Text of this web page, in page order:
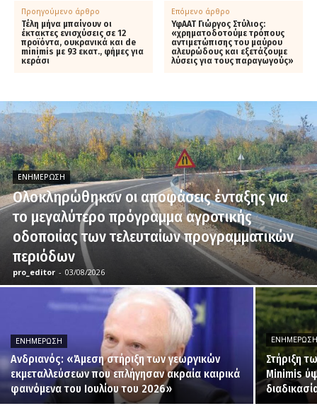
Προηγούμενο άρθρο
Τέλη μήνα μπαίνουν οι
έκτακτες ενισχύσεις σε 12
προϊόντα, ουκρανικά και de
minimis με 93 εκατ., φήμες για
κεράσι
Επόμενο άρθρο
ΥφΑΑΤ Γιώργος Στύλιος:
«χρηματοδοτούμε τρόπους
αντιμετώπισης του μαύρου
αλευρώδους και εξετάζουμε
λύσεις για τους παραγωγούς»
ΕΝΗΜΈΡΩΣΗ
Ολοκληρώθηκαν οι αποφάσεις ένταξης για
το μεγαλύτερο πρόγραμμα αγροτικής
οδοποιίας των τελευταίων προγραμματικών
περιόδων
pro_editor - 03/08/2026
ΕΝΗΜΈΡΩΣΗ
Ανδριανός: «Άμεση στήριξη των γεωργικών
εκμεταλλεύσεων που επλήγησαν ακραία καιρικά
φαινόμενα του Ιουλίου του 2026»
Στήριξη
Minimis